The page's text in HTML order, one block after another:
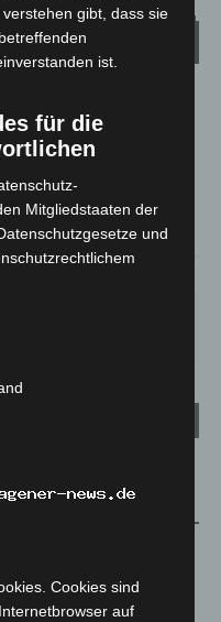
°
13.3°
nach
gibt, dass sie
ist.
für die
Mitgliedstaaten der
und
Cookies sind
auf